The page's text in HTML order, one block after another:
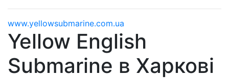
www.yellowsubmarine.com.ua
Yellow English
Submarine в Харкові